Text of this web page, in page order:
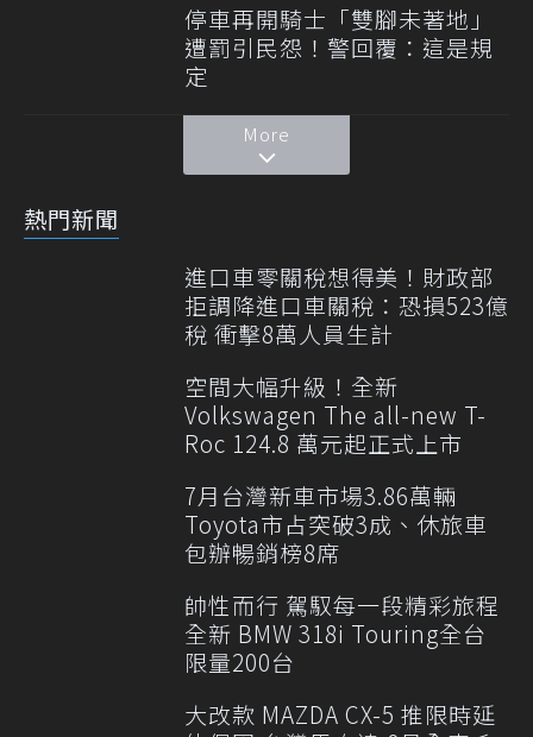
停車再開騎士「雙腳未著地」
遭罰引民怨！警回覆：這是規
定
More
熱門新聞
進口車零關稅想得美！財政部
拒調降進口車關稅：恐損523億
稅 衝擊8萬人員生計
空間大幅升級！全新
Volkswagen The all-new T-
Roc 124.8 萬元起正式上市
7月台灣新車市場3.86萬輛
Toyota市占突破3成、休旅車
包辦暢銷榜8席
帥性而行 駕馭每一段精彩旅程
全新 BMW 318i Touring全台
限量200台
大改款 MAZDA CX-5 推限時延